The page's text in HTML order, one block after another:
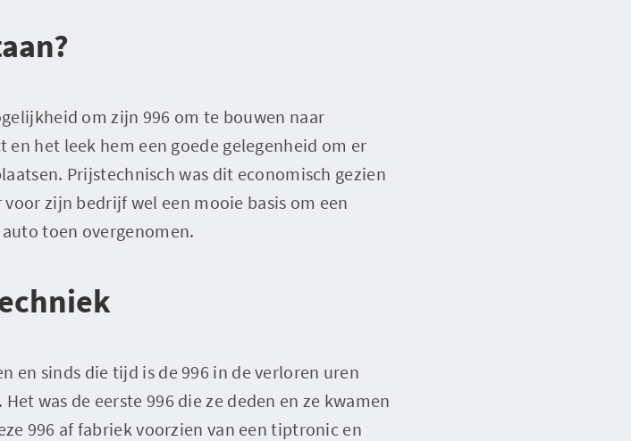
om zijn 996 om te bouwen naar
het leek hem een goede gelegenheid om er
Prijstechnisch was dit economisch gezien
zijn bedrijf wel een mooie basis om een
toen overgenomen.
en sinds die tijd is de 996 in de verloren uren
was de eerste 996 die ze deden en ze kwamen
996 af fabriek voorzien van een tiptronic en